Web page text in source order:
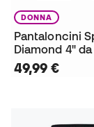
DONNA
Pantaloncini
Diamond 4"
49,99 €